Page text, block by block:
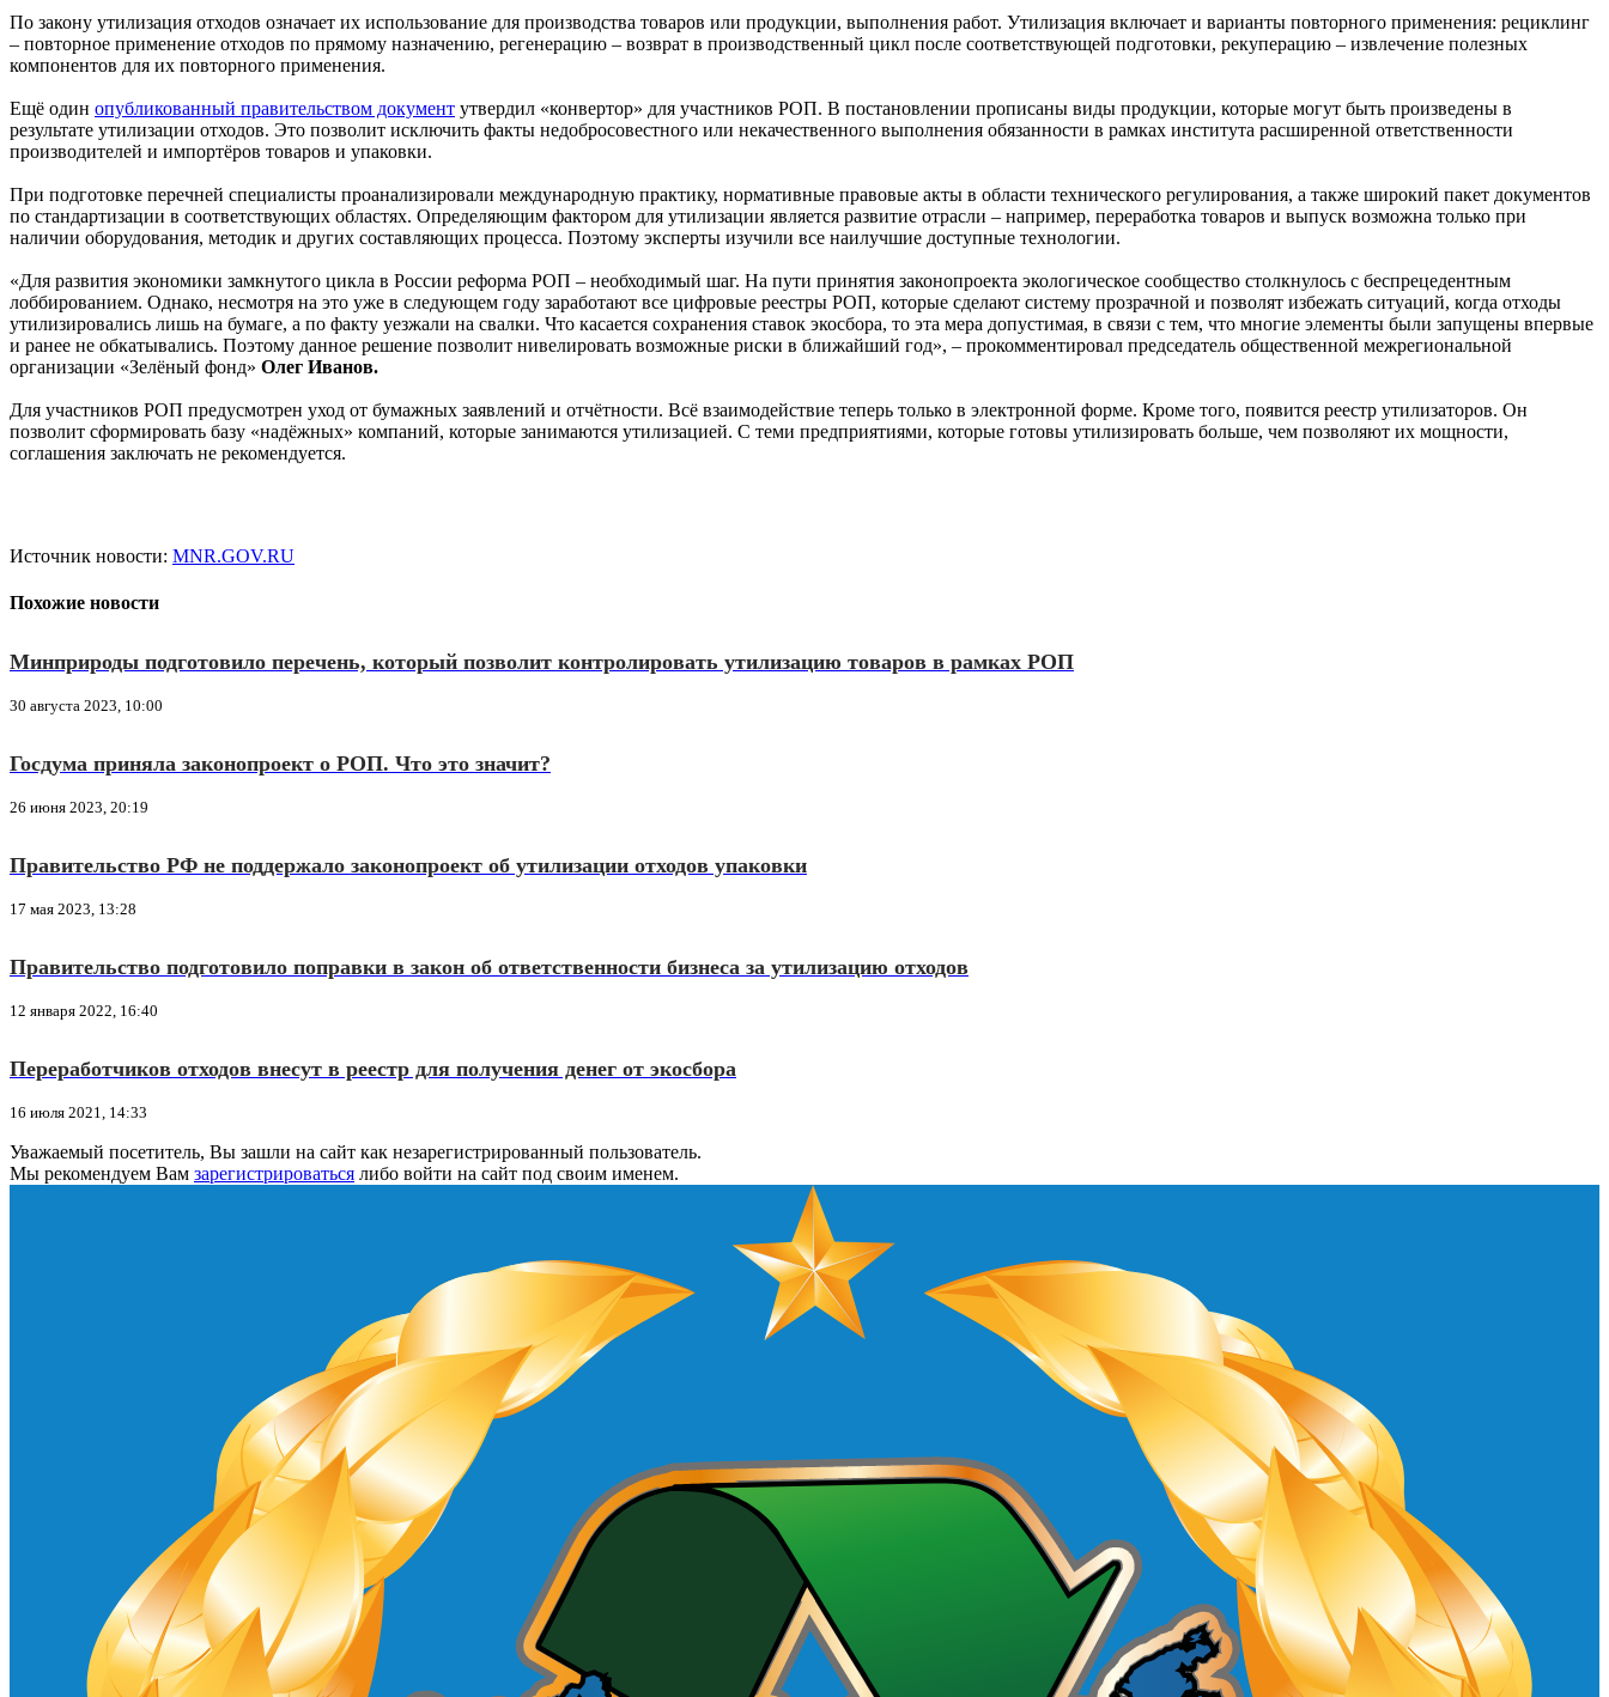
По закону утилизация отходов означает их использование для производства товаров или продукции, выполнения работ. Утилизация включает и варианты повторного применения: рециклинг
– повторное применение отходов по прямому назначению, регенерацию – возврат в производственный цикл после соответствующей подготовки, рекуперацию – извлечение полезных
компонентов для их повторного применения.
Ещё один опубликованный правительством документ утвердил «конвертор» для участников РОП. В постановлении прописаны виды продукции, которые могут быть произведены в
результате утилизации отходов. Это позволит исключить факты недобросовестного или некачественного выполнения обязанности в рамках института расширенной ответственности
производителей и импортёров товаров и упаковки.
При подготовке перечней специалисты проанализировали международную практику, нормативные правовые акты в области технического регулирования, а также широкий пакет документов
по стандартизации в соответствующих областях. Определяющим фактором для утилизации является развитие отрасли – например, переработка товаров и выпуск возможна только при
наличии оборудования, методик и других составляющих процесса. Поэтому эксперты изучили все наилучшие доступные технологии.
«Для развития экономики замкнутого цикла в России реформа РОП – необходимый шаг. На пути принятия законопроекта экологическое сообщество столкнулось с беспрецедентным
лоббированием. Однако, несмотря на это уже в следующем году заработают все цифровые реестры РОП, которые сделают систему прозрачной и позволят избежать ситуаций, когда отходы
утилизировались лишь на бумаге, а по факту уезжали на свалки. Что касается сохранения ставок экосбора, то эта мера допустимая, в связи с тем, что многие элементы были запущены впервые
и ранее не обкатывались. Поэтому данное решение позволит нивелировать возможные риски в ближайший год», – прокомментировал председатель общественной межрегиональной
организации «Зелёный фонд» Олег Иванов.
Для участников РОП предусмотрен уход от бумажных заявлений и отчётности. Всё взаимодействие теперь только в электронной форме. Кроме того, появится реестр утилизаторов. Он
позволит сформировать базу «надёжных» компаний, которые занимаются утилизацией. С теми предприятиями, которые готовы утилизировать больше, чем позволяют их мощности,
соглашения заключать не рекомендуется.
Источник новости: MNR.GOV.RU
Похожие новости
Минприроды подготовило перечень, который позволит контролировать утилизацию товаров в рамках РОП
30 августа 2023, 10:00
Госдума приняла законопроект о РОП. Что это значит?
26 июня 2023, 20:19
Правительство РФ не поддержало законопроект об утилизации отходов упаковки
17 мая 2023, 13:28
Правительство подготовило поправки в закон об ответственности бизнеса за утилизацию отходов
12 января 2022, 16:40
Переработчиков отходов внесут в реестр для получения денег от экосбора
16 июля 2021, 14:33
Уважаемый посетитель, Вы зашли на сайт как незарегистрированный пользователь.
Мы рекомендуем Вам зарегистрироваться либо войти на сайт под своим именем.